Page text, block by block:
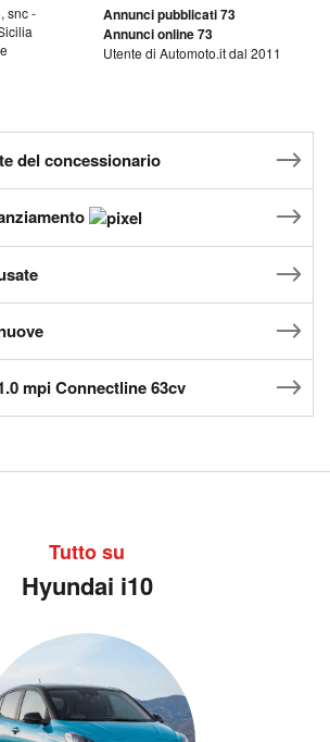
snc -
Annunci pubblicati 73
Annunci online 73
Utente di Automoto.it dal 2011
del concessionario
mpi Connectline 63cv
Tutto su
Hyundai i10